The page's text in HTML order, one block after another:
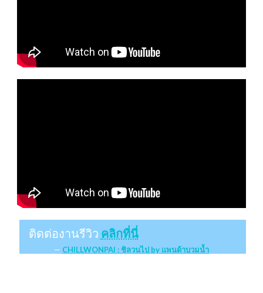
ติดต่องานรีวิว คลิกที่นี่
CHILLWONPAI : ชิลวนไป by แพนด้าบวมน้ำ